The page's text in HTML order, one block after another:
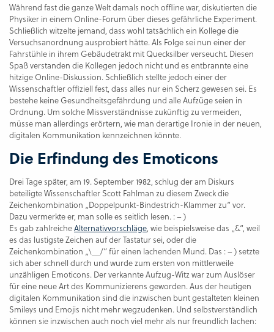
Während fast die ganze Welt damals noch offline war, diskutierten die
Physiker in einem Online-Forum über dieses gefährliche Experiment.
Schließlich witzelte jemand, dass wohl tatsächlich ein Kollege die
Versuchsanordnung ausprobiert hätte. Als Folge sei nun einer der
Fahrstühle in ihrem Gebäudetrakt mit Quecksilber verseucht. Diesen
Spaß verstanden die Kollegen jedoch nicht und es entbrannte eine
hitzige Online-Diskussion. Schließlich stellte jedoch einer der
Wissenschaftler offiziell fest, dass alles nur ein Scherz gewesen sei. Es
bestehe keine Gesundheitsgefährdung und alle Aufzüge seien in
Ordnung. Um solche Missverständnisse zukünftig zu vermeiden,
müsse man allerdings erörtern, wie man derartige Ironie in der neuen,
digitalen Kommunikation kennzeichnen könnte.
Die Erfindung des Emoticons
Drei Tage später, am 19. September 1982, schlug der am Diskurs
beteiligte Wissenschaftler Scott Fahlman zu diesem Zweck die
Zeichenkombination „Doppelpunkt-Bindestrich-Klammer zu“ vor.
Dazu vermerkte er, man solle es seitlich lesen. : – )
Es gab zahlreicheAlternativvorschläge, wie beispielsweise das „&“, weil
es das lustigste Zeichen auf der Tastatur sei, oder die
Zeichenkombination „\__/“ für einen lachenden Mund. Das : – ) setzte
sich aber schnell durch und wurde zum ersten von mittlerweile
unzähligen Emoticons. Der verkannte Aufzug-Witz war zum Auslöser
für eine neue Art des Kommunizierens geworden. Aus der heutigen
digitalen Kommunikation sind die inzwischen bunt gestalteten kleinen
Smileys und Emojis nicht mehr wegzudenken. Und selbstverständlich
können sie inzwischen auch noch viel mehr als nur freundlich lachen: